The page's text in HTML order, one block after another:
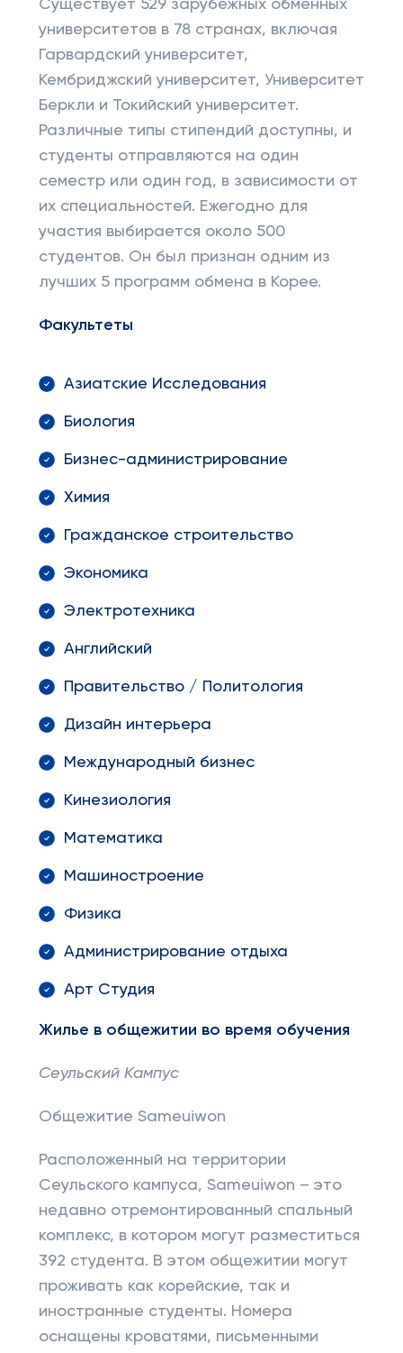
Существует 529 зарубежных обменных
университетов в 78 странах, включая
Гарвардский университет,
Кембриджский университет, Университет
Беркли и Токийский университет.
Различные типы стипендий доступны, и
студенты отправляются на один
семестр или один год, в зависимости от
их специальностей. Ежегодно для
участия выбирается около 500
студентов. Он был признан одним из
лучших 5 программ обмена в Корее.
Факультеты
Азиатские Исследования
Биология
Бизнес-администрирование
Химия
Гражданское строительство
Экономика
Электротехника
Английский
Правительство / Политология
Дизайн интерьера
Международный бизнес
Кинезиология
Математика
Машиностроение
Физика
Администрирование отдыха
Арт Студия
Жилье в общежитии во время обучения
Сеульский Кампус
Общежитие Sameuiwon
Расположенный на территории
Сеульского кампуса, Sameuiwon – это
недавно отремонтированный спальный
комплекс, в котором могут разместиться
392 студента. В этом общежитии могут
проживать как корейские, так и
иностранные студенты. Номера
оснащены кроватями, письменными